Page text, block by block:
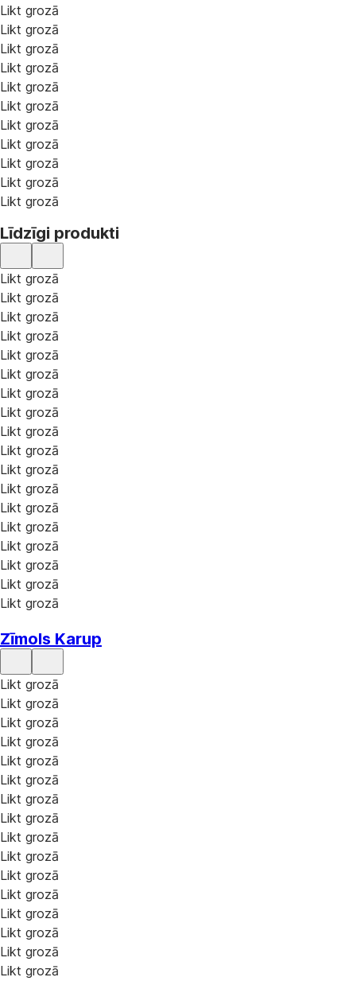
Likt grozā
Likt grozā
Likt grozā
Likt grozā
Likt grozā
Likt grozā
Likt grozā
Likt grozā
Likt grozā
Likt grozā
Likt grozā
Līdzīgi produkti
Likt grozā
Likt grozā
Likt grozā
Likt grozā
Likt grozā
Likt grozā
Likt grozā
Likt grozā
Likt grozā
Likt grozā
Likt grozā
Likt grozā
Likt grozā
Likt grozā
Likt grozā
Likt grozā
Likt grozā
Likt grozā
Zīmols Karup
Likt grozā
Likt grozā
Likt grozā
Likt grozā
Likt grozā
Likt grozā
Likt grozā
Likt grozā
Likt grozā
Likt grozā
Likt grozā
Likt grozā
Likt grozā
Likt grozā
Likt grozā
Likt grozā